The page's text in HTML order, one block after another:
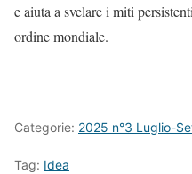
e aiuta a svelare i miti
ordine mondiale.
Categorie: 2025 n°3 Luglio-
Tag: Idea